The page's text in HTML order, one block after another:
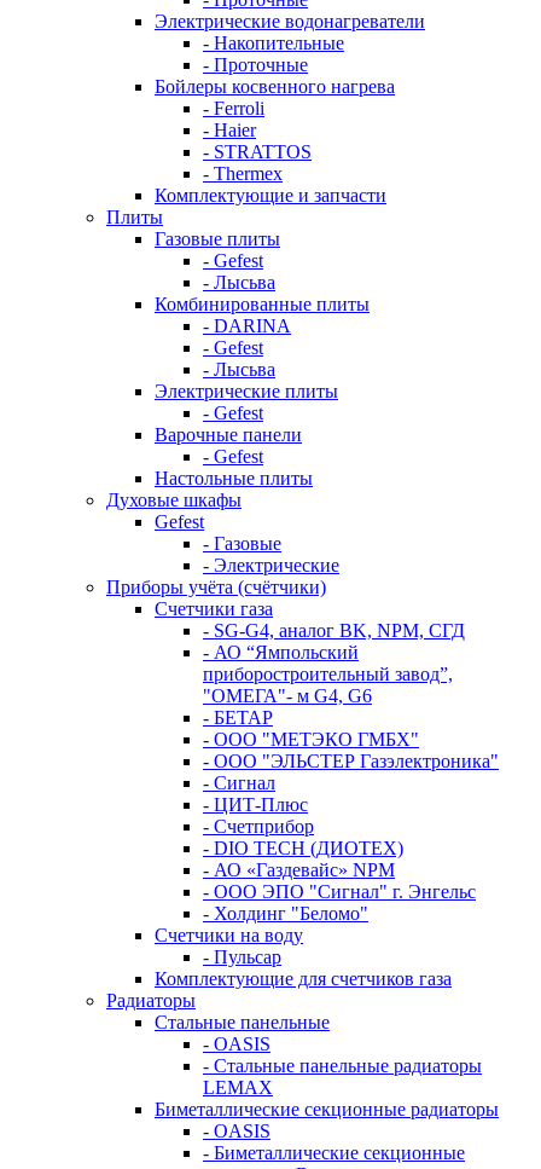
Электрические водонагреватели
- Накопительные
- Проточные
Бойлеры косвенного нагрева
- Ferroli
- Haier
- STRATTOS
- Thermex
Комплектующие и запчасти
Плиты
Газовые плиты
- Gefest
- Лысьва
Комбинированные плиты
- DARINA
- Gefest
- Лысьва
Электрические плиты
- Gefest
Варочные панели
- Gefest
Настольные плиты
Духовые шкафы
Gefest
- Газовые
- Электрические
Приборы учёта (счётчики)
Счетчики газа
- SG-G4, аналог BK, NPM, СГД
- АО “Ямпольский
приборостроительный завод”,
"ОМЕГА"- м G4, G6
- БЕТАР
- ООО "МЕТЭКО ГМБХ"
- ООО "ЭЛЬСТЕР Газэлектроника"
- Сигнал
- ЦИТ-Плюс
- Счетприбор
- DIO TECH (ДИОТЕХ)
- АО «Газдевайс» NPM
- ООО ЭПО "Сигнал" г. Энгельс
- Холдинг "Беломо"
Счетчики на воду
- Пульсар
Комплектующие для счетчиков газа
Радиаторы
Стальные панельные
- OASIS
- Стальные панельные радиаторы
LEMAX
Биметаллические секционные радиаторы
- OASIS
- Биметаллические секционные